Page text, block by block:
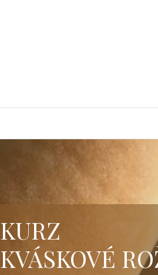
KURZ
KVÁSKOVÉ